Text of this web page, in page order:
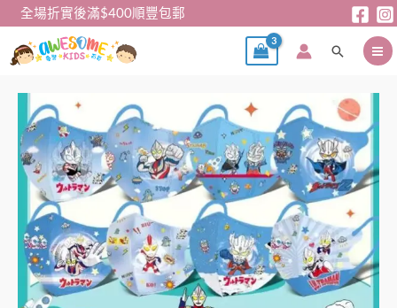
全場折實後滿$400順豐包郵
搜
兒
口
罩
Ultraman
口
罩
1-
4Y